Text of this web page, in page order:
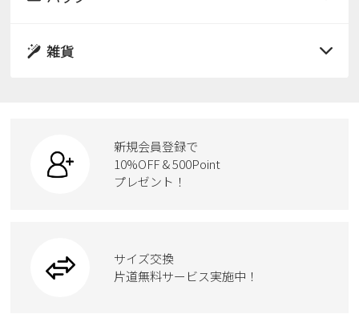
スニーカー
カジュアルシューズ
ワークシューズ
ウェア
ローファー
ブーツ
サンダル
スクール
ボディバッグ
ハンドバッグ
トートバッグ
雑貨
ケア用品
新規会員登録で
10%OFF & 500Point
プレゼント！
サイズ交換
片道無料サービス実施中！